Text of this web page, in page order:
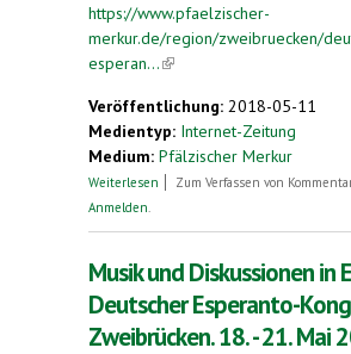
https://www.pfaelzischer-
merkur.de/region/zweibruecken/
esperan...(link is external)
Veröffentlichung: 2018-05-11
Medientyp: Internet-Zeitung
Medium: Pfälzischer Merkur
Weiterlesen über Mit Brel-Liedern und
Zum Verfassen von
Anmelden
Musik und Diskussionen in
Deutscher Esperanto-
Zweibrücken. 18. - 21. Mai